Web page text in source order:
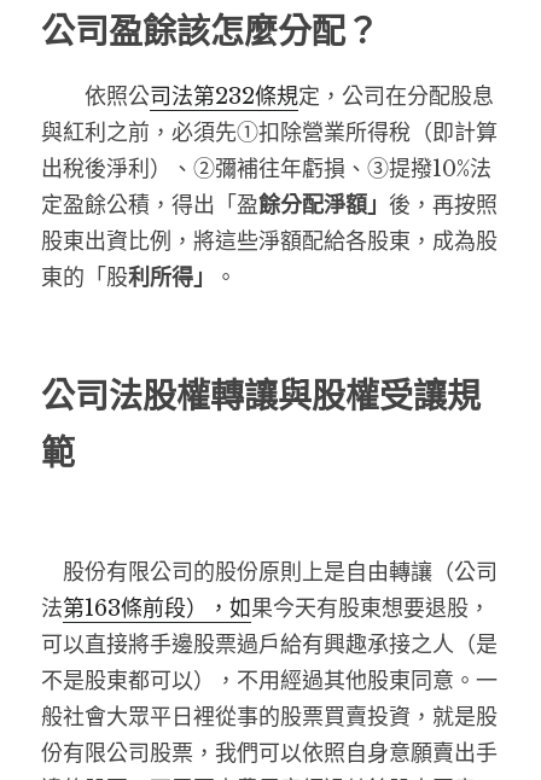
公司盈餘該怎麼分配？
依照公司法第232條規定，公司在分配股息
與紅利之前，必須先①扣除營業所得稅（即計算
出稅後淨利）、②彌補往年虧損、③提撥10%法
定盈餘公積，得出「盈餘分配淨額」 後，再按照
股東出資比例，將這些淨額配給各股東，成為股
東的「股利所得」 。
公司法股權轉讓與股權受讓規
範
股份有限公司的股份原則上是自由轉讓（公司
法第163條前段），如果今天有股東想要退股，
可以直接將手邊股票過戶給有興趣承接之人（是
不是股東都可以），不用經過其他股東同意。一
般社會大眾平日裡從事的股票買賣投資，就是股
份有限公司股票，我們可以依照自身意願賣出手